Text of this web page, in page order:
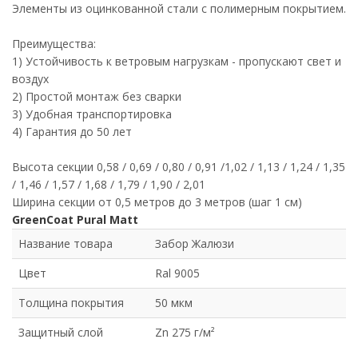
Элементы из оцинкованной стали с полимерным покрытием.
Преимущества:
1) Устойчивость к ветровым нагрузкам - пропускают свет и
воздух
2) Простой монтаж без сварки
3) Удобная транспортировка
4) Гарантия до 50 лет
Высота секции 0,58 / 0,69 / 0,80 / 0,91 /1,02 / 1,13 / 1,24 / 1,35
/ 1,46 / 1,57 / 1,68 / 1,79 / 1,90 / 2,01
Ширина секции от 0,5 метров до 3 метров (шаг 1 см)
GreenCoat Pural Matt
Название товара
Забор Жалюзи
Цвет
Ral 9005
Толщина покрытия
50 мкм
Защитный слой
Zn 275 г/м²